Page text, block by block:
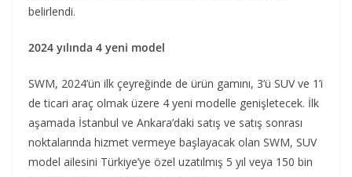
belirlendi.
2024 yılında 4 yeni model
SWM, 2024’ün ilk çeyreğinde de ürün gamını, 3’ü SUV ve 1’i
de ticari araç olmak üzere 4 yeni modelle genişletecek. İlk
aşamada İstanbul ve Ankara’daki satış ve satış sonrası
noktalarında hizmet vermeye başlayacak olan SWM, SUV
model ailesini Türkiye’ye özel uzatılmış 5 yıl veya 150 bin